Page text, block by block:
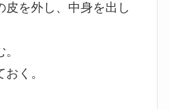
皮を外し、中身を出し
く。